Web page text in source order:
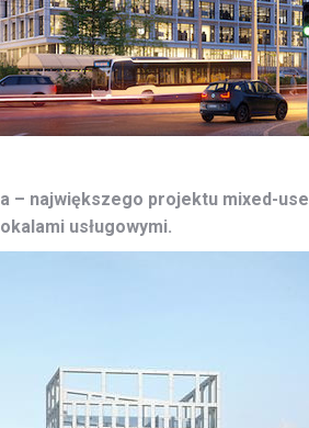
– największego projektu mixed-use
usługowymi.